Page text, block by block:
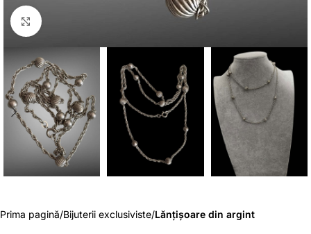
Click to enlarge
Prima pagină Bijuterii exclusiviste Lănțișoare din argint